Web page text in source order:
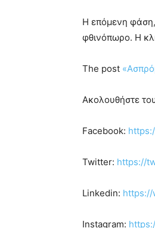
Η επόμενη φάση,
φθινόπωρο. Η
The post
Ακολουθήστε
Facebook:
Twitter: https://
Linkedin:
Instagram: